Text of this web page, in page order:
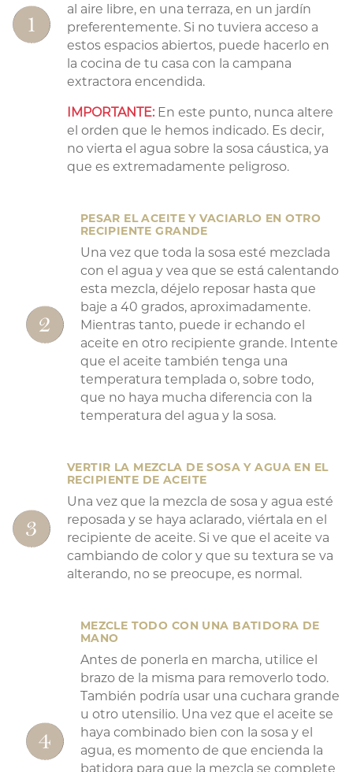
al aire libre, en una terraza, en un jardín
preferentemente. Si no tuviera acceso a
estos espacios abiertos, puede hacerlo en
la cocina de tu casa con la campana
extractora encendida.
IMPORTANTE: En este punto, nunca altere
el orden que le hemos indicado. Es decir,
no vierta el agua sobre la sosa cáustica, ya
que es extremadamente peligroso.
PESAR EL ACEITE Y VACIARLO EN OTRO
RECIPIENTE GRANDE
Una vez que toda la sosa esté mezclada
con el agua y vea que se está calentando
esta mezcla, déjelo reposar hasta que
baje a 40 grados, aproximadamente.
Mientras tanto, puede ir echando el
aceite en otro recipiente grande. Intente
que el aceite también tenga una
temperatura templada o, sobre todo,
que no haya mucha diferencia con la
temperatura del agua y la sosa.
VERTIR LA MEZCLA DE SOSA Y AGUA EN EL
RECIPIENTE DE ACEITE
Una vez que la mezcla de sosa y agua esté
reposada y se haya aclarado, viértala en el
recipiente de aceite. Si ve que el aceite va
cambiando de color y que su textura se va
alterando, no se preocupe, es normal.
MEZCLE TODO CON UNA BATIDORA DE
MANO
Antes de ponerla en marcha, utilice el
brazo de la misma para removerlo todo.
También podría usar una cuchara grande
u otro utensilio. Una vez que el aceite se
haya combinado bien con la sosa y el
agua, es momento de que encienda la
batidora para que la mezcla se complete